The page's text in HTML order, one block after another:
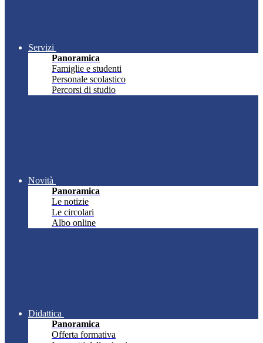
Servizi
Panoramica
Famiglie e studenti
Personale scolastico
Percorsi di studio
Novità
Panoramica
Le notizie
Le circolari
Albo online
Didattica
Panoramica
Offerta formativa